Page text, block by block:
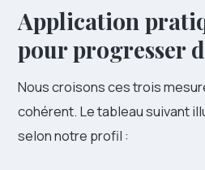
Application
pour progresser
Nous croisons ces trois
cohérent. Le tableau suivant
selon notre profil :